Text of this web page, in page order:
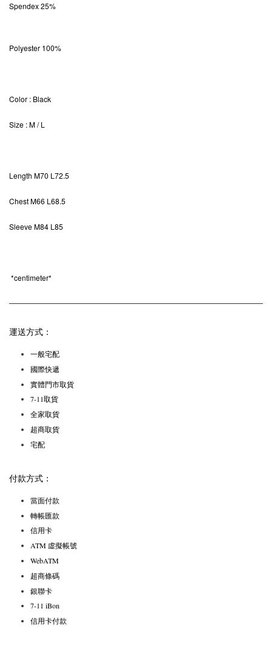
Spendex 25%
Polyester 100%
Color : Black
Size : M / L
Length M70 L72.5
Chest M66 L68.5
Sleeve M84 L85
*centimeter*
運送方式：
一般宅配
國際快遞
實體門市取貨
7-11取貨
全家取貨
超商取貨
宅配
付款方式：
當面付款
轉帳匯款
信用卡
ATM 虛擬帳號
WebATM
超商條碼
銀聯卡
7-11 iBon
信用卡付款